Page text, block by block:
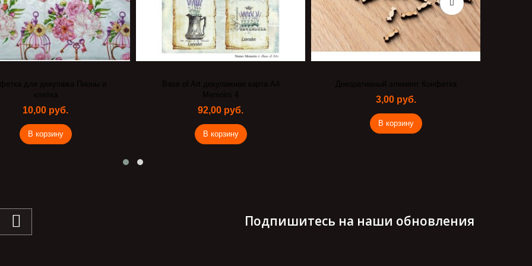
для декупажа Пионы и
клетка
10,00 руб.
В корзину
Base of Art декупажная карта А4
Memoirs 4
92,00 руб.
В корзину
Декоративный элемент Конфетка
3,00 руб.
В корзину
Подпишитесь на наши обновления